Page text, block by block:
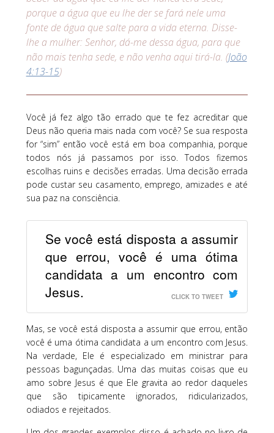
porque a água que eu lhe der se fará nele uma
fonte de água que salte para a vida eterna. Disse-
lhe a mulher: Senhor, dá-me dessa água, para que
não mais tenha sede, e não venha aqui tirá-la. (João
4:13-15)
Você já fez algo tão errado que te fez acreditar que
Deus não queria mais nada com você? Se sua resposta
for “sim” então você está em boa companhia, porque
todos nós já passamos por isso. Todos fizemos
escolhas ruins e decisões erradas. Uma decisão errada
pode custar seu casamento, emprego, amizades e até
sua paz na consciência.
Se você está disposta a assumir
que errou, você é uma ótima
candidata a um encontro com
Jesus.
CLICK TO TWEET
Mas, se você está disposta a assumir que errou, então
você é uma ótima candidata a um encontro com Jesus.
Na verdade, Ele é especializado em ministrar para
pessoas bagunçadas. Uma das muitas coisas que eu
amo sobre Jesus é que Ele gravita ao redor daqueles
que são tipicamente ignorados, ridicularizados,
odiados e rejeitados.